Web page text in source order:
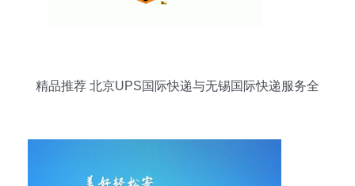
精品推荐 北京UPS国际快递与无锡国际快递服务全